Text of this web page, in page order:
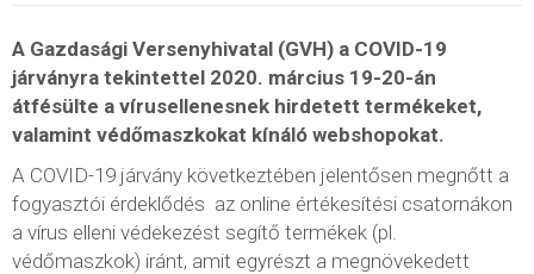
A Gazdasági Versenyhivatal (GVH) a COVID-19
járványra tekintettel 2020. március 19-20-án
átfésülte a vírusellenesnek hirdetett termékeket,
valamint védőmaszkokat kínáló webshopokat.
A COVID-19 járvány következtében jelentősen megnőtt a
fogyasztói érdeklődés az online értékesítési csatornákon
a vírus elleni védekezést segítő termékek (pl.
védőmaszkok) iránt, amit egyrészt a megnövekedett